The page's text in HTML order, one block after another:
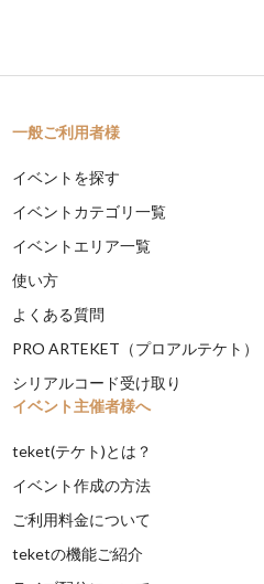
一般ご利用者様
イベントを探す
イベントカテゴリ一覧
イベントエリア一覧
使い方
よくある質問
PRO ARTEKET（プロアルテケト）
シリアルコード受け取り
イベント主催者様へ
teket(テケト)とは？
イベント作成の方法
ご利用料金について
teketの機能ご紹介